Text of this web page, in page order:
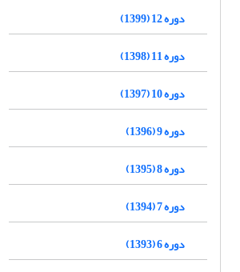
دوره 12 (1399)
دوره 11 (1398)
دوره 10 (1397)
دوره 9 (1396)
دوره 8 (1395)
دوره 7 (1394)
دوره 6 (1393)